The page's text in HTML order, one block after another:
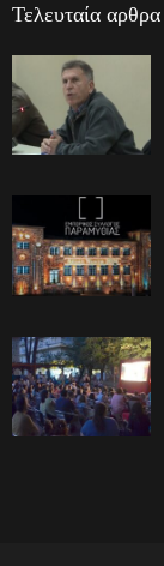
Τελευταία αρθρα